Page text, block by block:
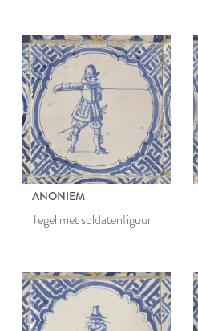
ANONIEM
Tegel met soldatenfiguur